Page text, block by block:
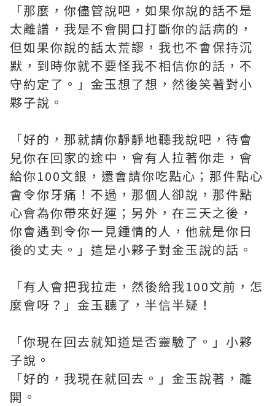
「那麼，你儘管說吧，如果你說的話不是
太離譜，我是不會開口打斷你的話病的，
但如果你說的話太荒謬，我也不會保持沉
默，到時你就不要怪我不相信你的話，不
守約定了。」金玉想了想，然後笑著對小
夥子說。
「好的，那就請你靜靜地聽我說吧，待會
兒你在回家的途中，會有人拉著你走，會
給你100文銀，還會請你吃點心；那件點心
會令你牙痛！不過，那個人卻說，那件點
心會為你帶來好運；另外，在三天之後，
你會遇到令你一見鍾情的人，他就是你日
後的丈夫。」這是小夥子對金玉說的話。
「有人會把我拉走，然後給我100文前，怎
麼會呀？」金玉聽了，半信半疑！
「你現在回去就知道是否靈驗了。」小夥
子說。
「好的，我現在就回去。」金玉說著，離
開。